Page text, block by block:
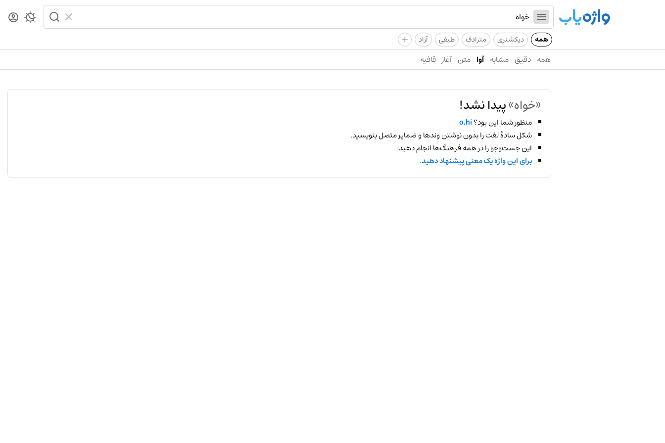
همه دیکشنری مترادف طیفی آزاد +
همه دقیق مشابه آوا متن آغاز قافیه
«خواه»پیدا نشد!
منظور شما این بود؟o,hi
شکل سادهٔ لغت را بدون نوشتن وندها و ضمایر متصل بنویسید.
این جست‌وجو را در همه فرهنگ‌ها انجام دهید.
برای این واژه یک معنی پیشنهاد دهید.